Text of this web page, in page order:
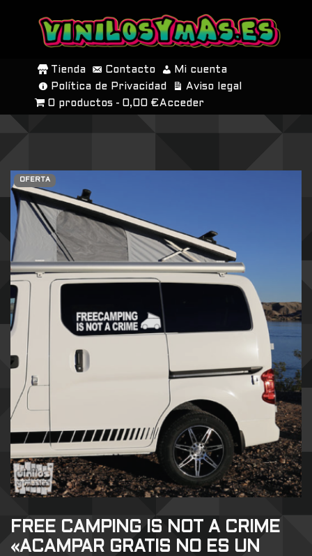
SALTAR
CONTENIDO
Tienda Contacto
Mi cuenta
Política de Privacidad
Aviso legal
0 productos
0,00 € Acceder
OFERTA
FREE CAMPING IS NOT A CRIME
«ACAMPAR GRATIS NO ES UN